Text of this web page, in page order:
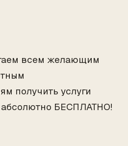
всем желающим
получить услуги
абсолютно БЕСПЛАТНО!